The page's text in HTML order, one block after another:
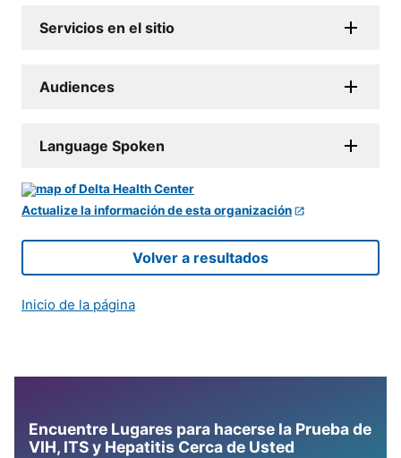
Servicios en el sitio
Audiences
Language Spoken
Actualize la información de esta organización
Volver a resultados
Inicio de la página
Encuentre Lugares para hacerse la Prueba de
VIH, ITS y Hepatitis Cerca de Usted